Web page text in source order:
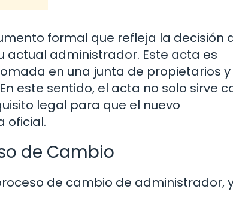
formal que refleja la decisión
actual administrador. Este acta es
en una junta de propietarios
este sentido, el acta no solo sirve
legal para que el nuevo
oficial.
de Cambio
de cambio de administrador,